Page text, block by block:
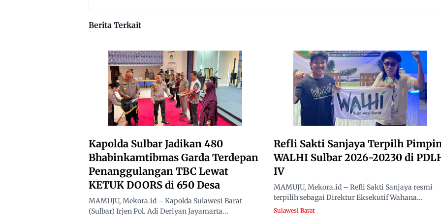
Material Dibuka
Berita Terkait
Kapolda Sulbar Jadikan 480
Bhabinkamtibmas Garda Terdepan
Penanggulangan TBC Lewat
KETUK DOORS di 650 Desa
MAMUJU, Mekora.id – Kapolda Sulawesi Barat
(Sulbar) Irjen Pol. Adi Deriyan Jayamarta...
Refli Sakti Sanjaya Terpilh
WALHI Sulbar 2026-20230 di
IV
MAMUJU, Mekora.id – Refli Sakti Sanjaya resmi
terpilih sebagai Direktur Eksekutif Wahana...
Sulawesi Barat